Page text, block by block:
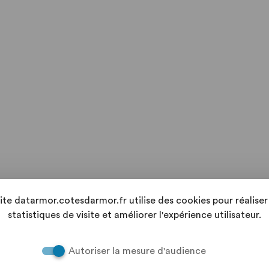
datarmor.cotesdarmor.fr utilise des cookies pour réaliser
statistiques de visite et améliorer l'expérience utilisateur.
Autoriser la mesure d'audience